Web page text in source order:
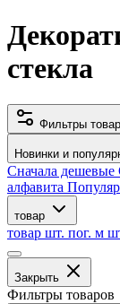
стекла
Фильтры
Новинки и
Сначала дешевые
алфавита
товар
товар шт. пог. м
Закрыть
Фильтры товаров